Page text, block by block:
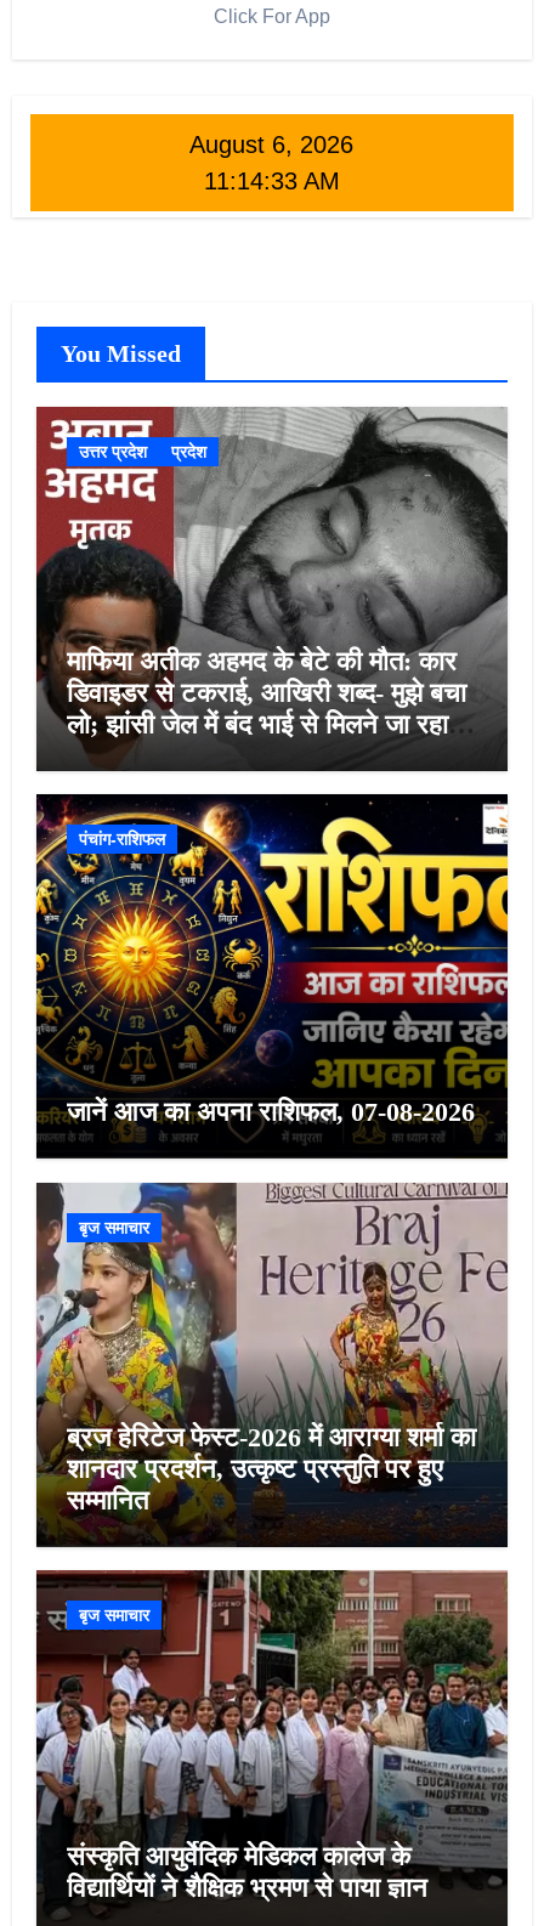
Click For App
August 6, 2026
11:14:34 AM
You Missed
उत्तर प्रदेश प्रदेश
माफिया अतीक अहमद के बेटे की मौत: कार
डिवाइडर से टकराई, आखिरी शब्द- मुझे बचा
लो; झांसी जेल में बंद भाई से मिलने जा रहा
था
पंचांग-राशिफल
जानें आज का अपना राशिफल, 07-08-2026
बृज समाचार
ब्रज हेरिटेज फेस्ट-2026 में आराग्या शर्मा का
शानदार प्रदर्शन, उत्कृष्ट प्रस्तुति पर हुए
सम्मानित
बृज समाचार
संस्कृति आयुर्वेदिक मेडिकल कालेज के
विद्यार्थियों ने शैक्षिक भ्रमण से पाया ज्ञान